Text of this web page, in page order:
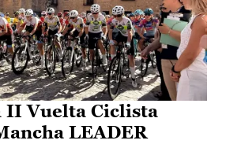
II Vuelta Ciclista
LEADER